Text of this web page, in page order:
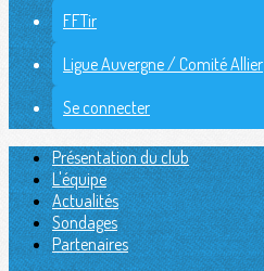
FFTir
Ligue Auvergne / Comité Allier
Se connecter
Présentation du club
L'équipe
Actualités
Sondages
Partenaires